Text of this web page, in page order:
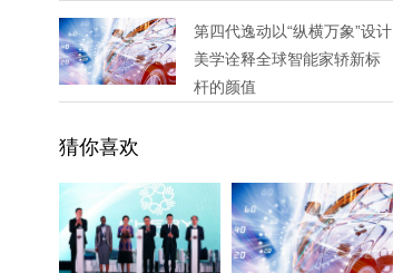
第四代逸动以“纵横万象”设计
美学诠释全球智能家轿新标
杆的颜值
猜你喜欢